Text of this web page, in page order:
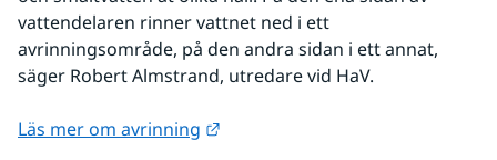
vattendelaren rinner vattnet ned i ett
avrinningsområde, på den andra sidan i ett annat,
säger Robert Almstrand, utredare vid HaV.
Läs mer om avrinning